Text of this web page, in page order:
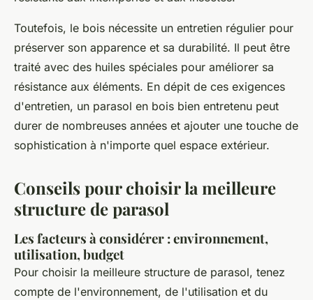
Toutefois, le bois nécessite un entretien régulier pour
préserver son apparence et sa durabilité. Il peut être
traité avec des huiles spéciales pour améliorer sa
résistance aux éléments. En dépit de ces exigences
d'entretien, un parasol en bois bien entretenu peut
durer de nombreuses années et ajouter une touche de
sophistication à n'importe quel espace extérieur.
Conseils pour choisir la meilleure
structure de parasol
Les facteurs à considérer : environnement,
utilisation, budget
Pour choisir la meilleure structure de parasol, tenez
compte de l'environnement, de l'utilisation et du